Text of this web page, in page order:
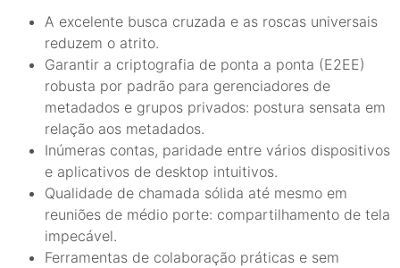
A excelente busca cruzada e as roscas universais
reduzem o atrito.
Garantir a criptografia de ponta a ponta (E2EE)
robusta por padrão para gerenciadores de
metadados e grupos privados: postura sensata em
relação aos metadados.
Inúmeras contas, paridade entre vários dispositivos
e aplicativos de desktop intuitivos.
Qualidade de chamada sólida até mesmo em
reuniões de médio porte: compartilhamento de tela
impecável.
Ferramentas de colaboração práticas e sem